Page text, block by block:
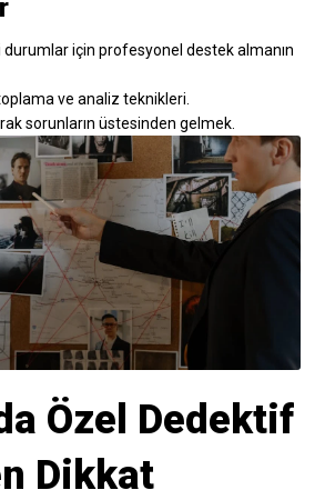
durumlar için profesyonel destek almanın
ve analiz teknikleri.
sorunların üstesinden gelmek.
Özel Dedektif
Dikkat